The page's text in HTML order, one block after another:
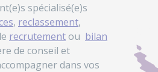
spécialisé(e)s
, reclassement,
recrutementou bilan
de conseil et
dans vos